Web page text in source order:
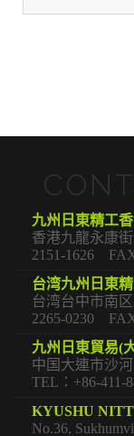
九州日東精工
香港九龍永康
2151-1626
台湾九州日東
台湾台中市南
2265-0230
九州日東貿易(
中国大連市沙
TEL：+86-411-
KYUSHU
No.36,